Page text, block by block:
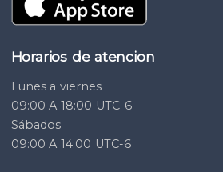
Horarios de atencion
Lunes a viernes
09:00 A 18:00 UTC-6
Sábados
09:00 A 14:00 UTC-6